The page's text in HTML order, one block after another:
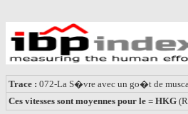
Trace : 072-La S�vre avec un go�t de
Ces vitesses sont moyennes pour le = HKG